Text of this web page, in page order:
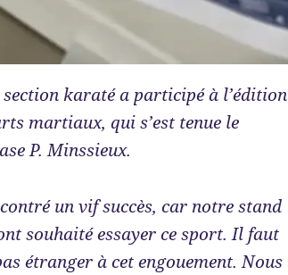
karaté a participé à l’édition
martiaux, qui s’est tenue le
P. Minssieux.
un vif succès, car notre stand
souhaité essayer ce sport. Il faut
étranger à cet engouement. Nous